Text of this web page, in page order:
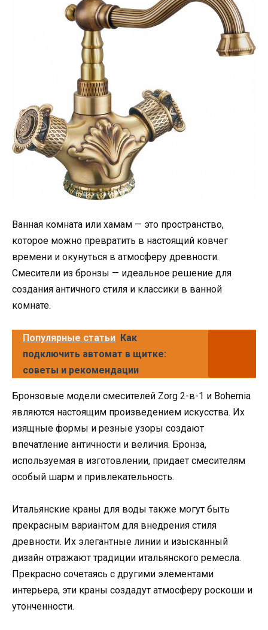
Ванная комната или хамам — это пространство,
которое можно превратить в настоящий ковчег
времени и окунуться в атмосферу древности.
Смесители из бронзы — идеальное решение для
создания античного стиля и классики в ванной
комнате.
Популярные статьи Как
подключить автомат в щитке:
советы и рекомендации
Бронзовые модели смесителей Zorg 2-в-1 и Bohemia
являются настоящим произведением искусства. Их
изящные формы и резные узоры создают
впечатление античности и величия. Бронза,
используемая в изготовлении, придает смесителям
особый шарм и привлекательность.
Итальянские краны для воды также могут быть
прекрасным вариантом для внедрения стиля
древности. Их элегантные линии и изысканный
дизайн отражают традиции итальянского ремесла.
Прекрасно сочетаясь с другими элементами
интерьера, эти краны создадут атмосферу роскоши и
утонченности.